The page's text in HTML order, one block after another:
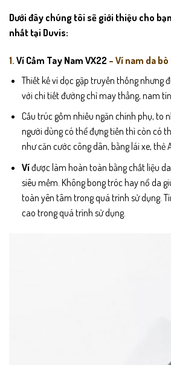
Dưới đây chúng tôi sẽ giới thiệu cho
nhất tại Duvis:
1. Ví Cầm Tay Nam VX22 – Ví nam da
Thiết kế ví dọc gập truyền thống nhưng
với chi tiết đường chỉ may thẳng, nam
Cấu trúc gồm nhiều ngăn chính phụ, to
người dùng có thể đựng tiền thì còn có
như căn cước công dân, bằng lái xe, thẻ
Víđược làm hoàn toàn bằng chất liệu
siêu mềm. Không bong tróc hay nổ da
toàn yên tâm trong quá trình sử dụng.
cao trong quá trình sử dụng.